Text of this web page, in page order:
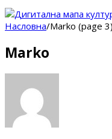
Насловна/Marko (page 3)
Marko